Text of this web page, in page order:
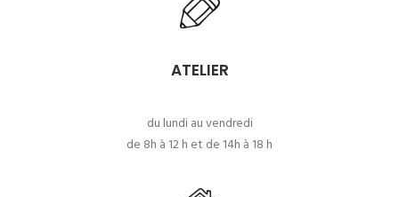
ATELIER
du lundi au vendredi
de 8h à 12 h et de 14h à 18 h